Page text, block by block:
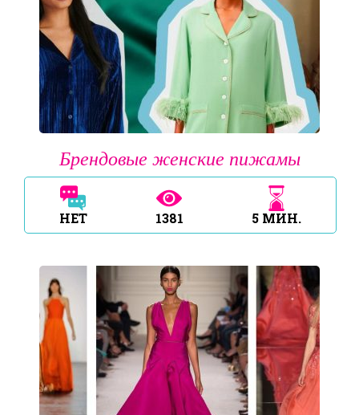
Брендовые женские пижамы
НЕТ 1381 5 МИН.